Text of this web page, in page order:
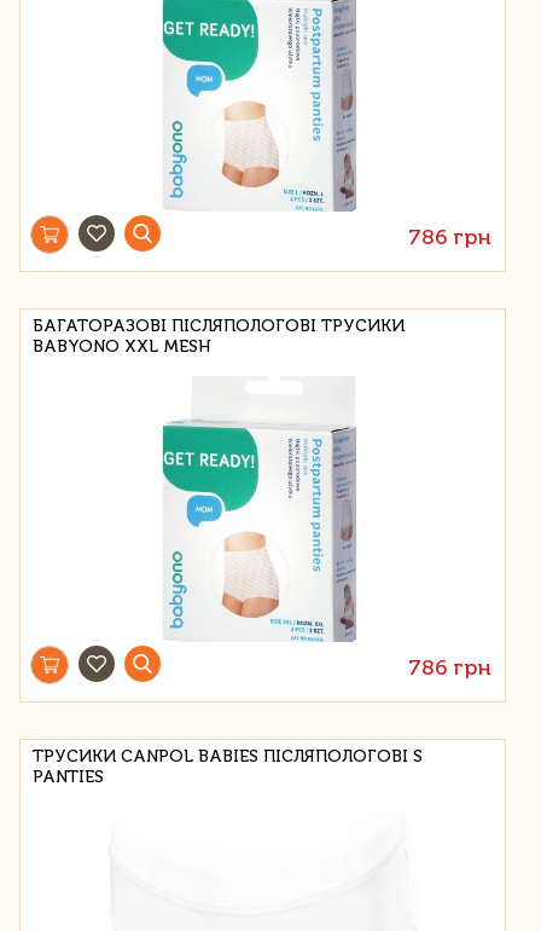
786 грн
БАГАТОРАЗОВІ ПІСЛЯПОЛОГОВІ ТРУСИКИ
BABYONO XXL MESH
786 грн
ТРУСИКИ CANPOL BABIES ПІСЛЯПОЛОГОВІ S
PANTIES